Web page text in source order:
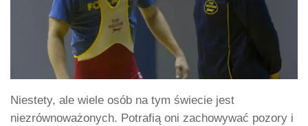
Niestety, ale wiele osób na tym świecie jest
niezrównoważonych. Potrafią oni zachowywać pozory i